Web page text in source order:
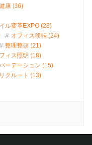
康 (36)
ル変革EXPO (28)
オフィス移転 (24)
整理整頓 (21)
ィス照明 (18)
ーテーション (15)
リクルート (13)